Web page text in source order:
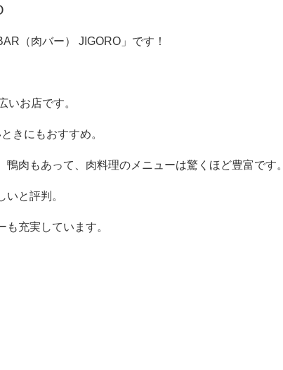
（肉バー） JIGORO 」です！
いお店です。
きにもおすすめ。
肉もあって、肉料理のメニューは驚くほど豊富です。
と評判。
充実しています。